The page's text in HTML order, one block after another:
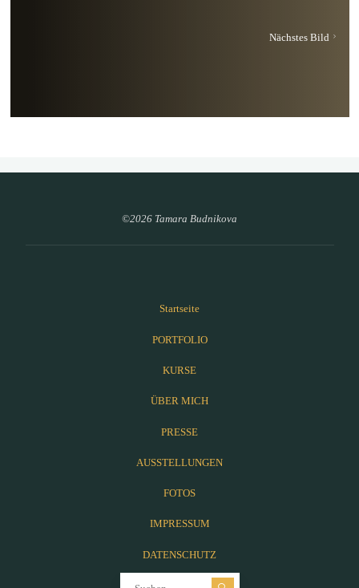
Nächstes Bild
©2026 Tamara Budnikova
Startseite
PORTFOLIO
KURSE
ÜBER MICH
PRESSE
AUSSTELLUNGEN
FOTOS
IMPRESSUM
DATENSCHUTZ